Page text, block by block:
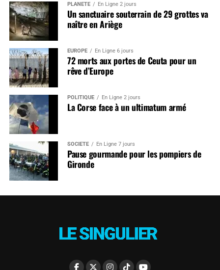
PLANÈTE En Ligne 2 jours
Un sanctuaire souterrain de 29 grottes va
naître en Ariège
EUROPE En Ligne 6 jours
72 morts aux portes de Ceuta pour un
rêve d’Europe
POLITIQUE En Ligne 2 jours
La Corse face à un ultimatum armé
SOCIÉTÉ En Ligne 7 jours
Pause gourmande pour les pompiers de
Gironde